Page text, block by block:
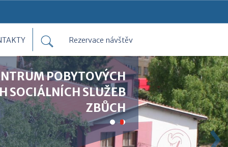
Rezervace návštěv
POBYTOVÝCH
SOCIÁLNÍCH SLUŽEB
ZBŮCH